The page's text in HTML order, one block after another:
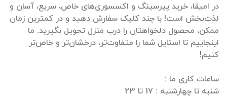
در امیقا، خرید پیرسینگ و اکسسوری‌های خاص، سریع، آسان و
لذت‌بخش است! با چند کلیک سفارش دهید و در کمترین زمان
ممکن، محصول دلخواهتان را درب منزل تحویل بگیرید. ما
اینجاییم تا استایل شما را متفاوت‌تر، درخشان‌تر و خاص‌تر